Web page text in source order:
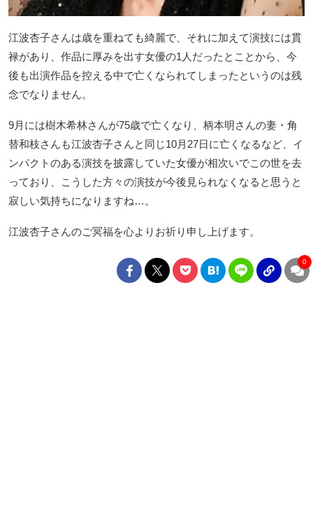
江波杏子さんは歳を重ねても綺麗で、それに加えて演技には貫
禄があり、作品に厚みを出す女優の1人だったとことから、今
後も出演作品を控える中で亡くなられてしまったというのは残
念でなりません。
9月には樹木希林さんが75歳で亡くなり、柄本明さんの妻・角
替和枝さんも江波杏子さんと同じ10月27日に亡くなるなど、イ
ンパクトのある演技を披露していた女優が相次いでこの世を去
っており、こうした方々の演技が今後見られなくなると思うと
寂しい気持ちになりますね…。
江波杏子さんのご冥福を心よりお祈り申し上げます。
0